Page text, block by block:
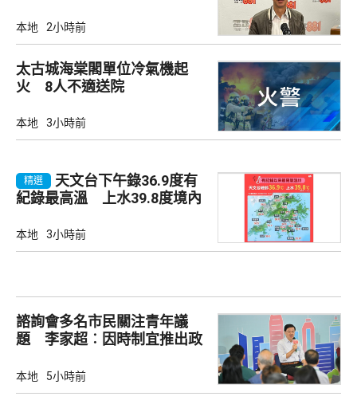
本地 2小時前
太古城海棠閣單位冷氣機起
火 8人不適送院
本地 3小時前
精選
天文台下午錄36.9度有
紀錄最高溫 上水39.8度境內
本地 3小時前
諮詢會多名市民關注青年議
題 李家超︰因時制宜推出政
本地 5小時前